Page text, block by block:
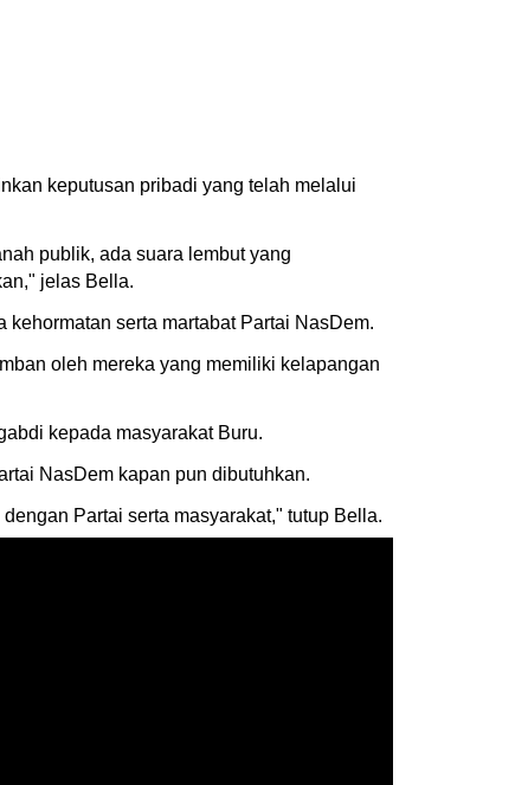
keputusan pribadi yang telah melalui
publik, ada suara lembut yang
jelas Bella.
serta martabat Partai NasDem.
oleh mereka yang memiliki kelapangan
kepada masyarakat Buru.
NasDem kapan pun dibutuhkan.
Partai serta masyarakat," tutup Bella.